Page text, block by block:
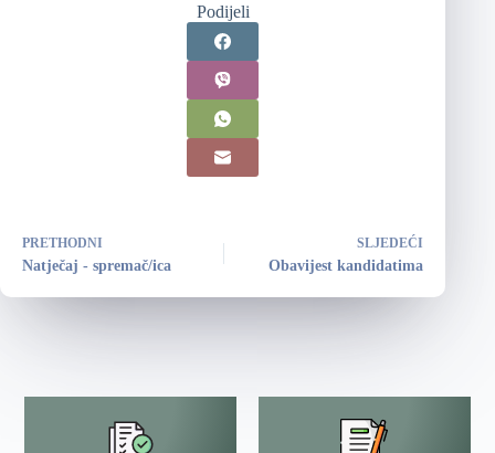
Podijeli
PRETHODNI
Natječaj - spremač/ica
SLJEDEĆI
Obavijest kandidatima